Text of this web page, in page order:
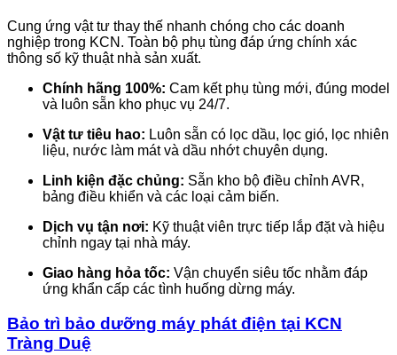
Cung ứng vật tư thay thế nhanh chóng cho các doanh
nghiệp trong KCN. Toàn bộ phụ tùng đáp ứng chính xác
thông số kỹ thuật nhà sản xuất.
Chính hãng 100%: Cam kết phụ tùng mới, đúng model
và luôn sẵn kho phục vụ 24/7.
Vật tư tiêu hao: Luôn sẵn có lọc dầu, lọc gió, lọc nhiên
liệu, nước làm mát và dầu nhớt chuyên dụng.
Linh kiện đặc chủng: Sẵn kho bộ điều chỉnh AVR,
bảng điều khiển và các loại cảm biến.
Dịch vụ tận nơi: Kỹ thuật viên trực tiếp lắp đặt và hiệu
chỉnh ngay tại nhà máy.
Giao hàng hỏa tốc: Vận chuyển siêu tốc nhằm đáp
ứng khẩn cấp các tình huống dừng máy.
Bảo trì bảo dưỡng máy phát điện tại KCN
Tràng Duệ